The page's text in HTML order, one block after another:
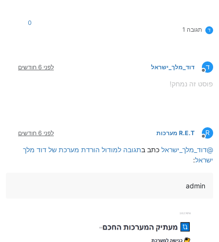
ד תגובה 1
0
ד
מנותק
דוד_מלך_ישראל לפני 6 חודשים
פוסט זה נמחק!
R
מנותק
R.E.T מערכות לפני 6 חודשים
@דוד_מלך_ישראל כתב בתגובה למודול הורדת מערכת של דוד מלך
ישראל:
admin